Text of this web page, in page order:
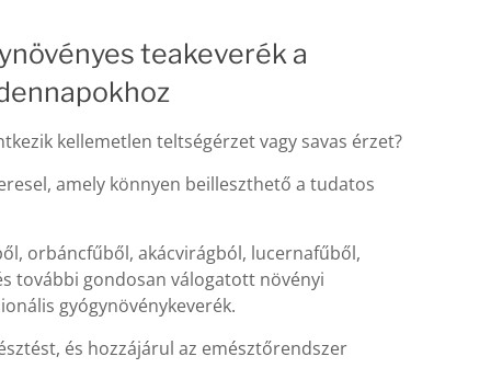
teakeverék a
kellemetlen teltségérzet vagy savas érzet?
amely könnyen beilleszthető a tudatos
orbáncfűből, akácvirágból, lucernafűből,
további gondosan válogatott növényi
gyógynövénykeverék.
és hozzájárul az emésztőrendszer